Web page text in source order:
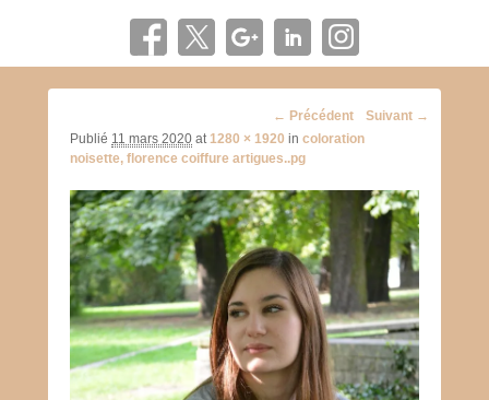
Navigation
d'image
← Précédent
Suivant →
Publié 11 mars 2020 at1280 × 1920 in coloration
noisette, florence coiffure artigues..pg